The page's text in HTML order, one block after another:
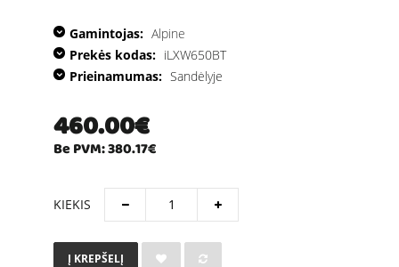
Gamintojas: Alpine
Prekės kodas: iLXW650BT
Prieinamumas: Sandėlyje
460.00€
Be PVM: 380.17€
KIEKIS
Į KREPŠELĮ